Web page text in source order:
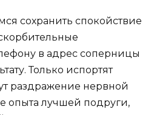
сохранить спокойствие
в адрес соперницы
Только испортят
раздражение нервной
опыта лучшей подруги,